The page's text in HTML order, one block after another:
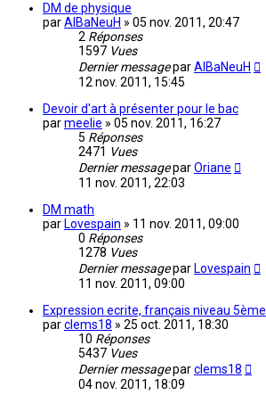
DM de physique
parAlBaNeuH » 05 nov. 2011, 20:47
2 Réponses
1597 Vues
Dernier messageparAlBaNeuH
12 nov. 2011, 15:45
Devoir d'art à présenter pour le bac
parmeelie » 05 nov. 2011, 16:27
5 Réponses
2471 Vues
Dernier messageparOriane
11 nov. 2011, 22:03
DM math
par Lovespain » 11 nov. 2011, 09:00
0 Réponses
1278 Vues
Dernier messagepar Lovespain
11 nov. 2011, 09:00
Expression ecrite, français niveau 5ème.
parclems18 » 25 oct. 2011, 18:30
10 Réponses
5437 Vues
Dernier messageparclems18
04 nov. 2011, 18:09